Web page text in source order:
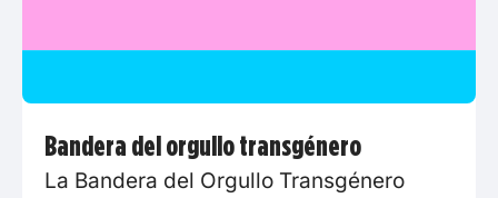
Bandera del orgullo transgénero
La Bandera del Orgullo Transgénero